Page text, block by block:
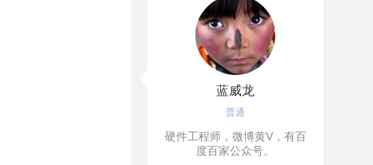
蓝威龙
普通
硬件工程师，微博黄V，有百
度百家公众号。